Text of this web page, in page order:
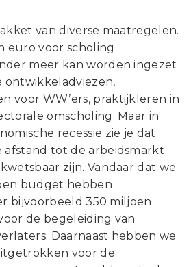
van diverse maatregelen.
euro voor scholing
meer kan worden ingezet
ontwikkeladviezen,
voor WW’ers, praktijkleren in
omscholing. Maar in
recessie zie je dat
afstand tot de arbeidsmarkt
zijn. Vandaar dat we
budget hebben
bijvoorbeeld 350 miljoen
de begeleiding van
Daarnaast hebben we
voor de